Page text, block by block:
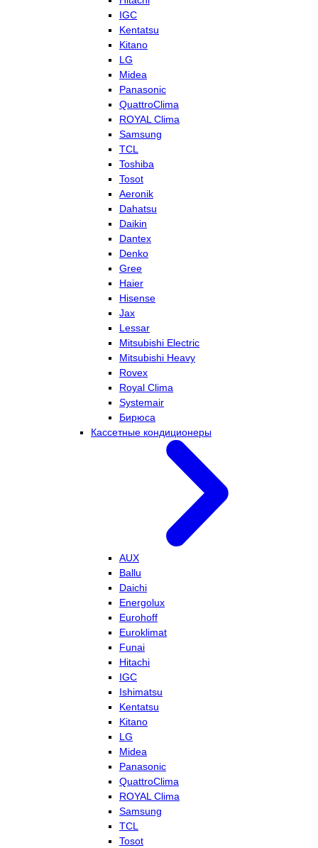
IGC
Kentatsu
Kitano
LG
Midea
Panasonic
QuattroClima
ROYAL Clima
Samsung
TCL
Toshiba
Tosot
Aeronik
Dahatsu
Daikin
Dantex
Denko
Gree
Haier
Hisense
Jax
Lessar
Mitsubishi Electric
Mitsubishi Heavy
Rovex
Royal Clima
Systemair
Бирюса
Кассетные кондиционеры
AUX
Ballu
Daichi
Energolux
Eurohoff
Euroklimat
Funai
Hitachi
IGC
Ishimatsu
Kentatsu
Kitano
LG
Midea
Panasonic
QuattroClima
ROYAL Clima
Samsung
TCL
Tosot